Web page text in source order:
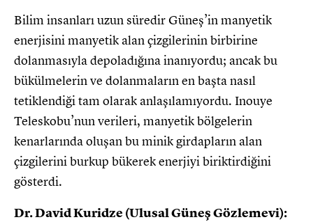
Bilim insanları uzun süredir Güneş’in manyetik
enerjisini manyetik alan çizgilerinin birbirine
dolanmasıyla depoladığına inanıyordu; ancak bu
bükülmelerin ve dolanmaların en başta nasıl
tetiklendiği tam olarak anlaşılamıyordu. Inouye
Teleskobu’nun verileri, manyetik bölgelerin
kenarlarında oluşan bu minik girdapların alan
çizgilerini burkup bükerek enerjiyi biriktirdiğini
gösterdi.
Dr. David Kuridze (Ulusal Güneş Gözlemevi):